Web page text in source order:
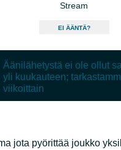
Stream
EI ÄÄNTÄ?
Äänilähetystä ei ole ollut
yli kuukauteen;
viikoittain
jota pyörittää joukko